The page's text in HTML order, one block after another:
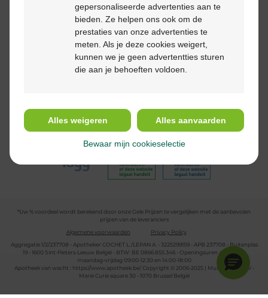
Betaalmethodes
*Uw % voordeel wordt berekend door onze Gele Prijzen te vergelijken met de aanbevolen
prijzen van de leveranciers
Algemene voorwaarden
Privacy Policy
Aggregatie 1/2/237708 - Apotheker COCHET L./LEPAN A. - 3225299159 - APB 237708 - Buitenplas
19 - 1600 Sint-Pieters-Leeuw België - BTW: BE 0866.855.346 - Openingsuren apotheek:
maandag-vrijdag 09:00-12:30 en 14:00-18:00
Apotheek van wacht :
https://www.apotheek.be/Copyright © 2006-2025 | Multipharma CV -
Marie Curie square 30 - 1070 Brussel België
gepersonaliseerde advertenties aan te
bieden. Ze helpen ons ook om de
prestaties van onze advertenties te
meten. Als je deze cookies weigert,
kunnen we je geen advertentties sturen
die aan je behoeften voldoen.
Alles weigeren Alles aanvaarden
Bewaar mijn cookieselectie